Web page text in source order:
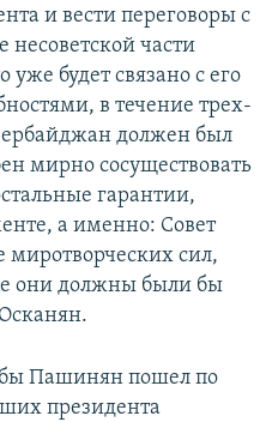
и вести переговоры с
несоветской части
будет связано с его
в течение трех-
должен был
мирно сосуществовать
гарантии,
а именно: Совет
миротворческих сил,
они должны были бы
бы Пашинян пошел по
президента